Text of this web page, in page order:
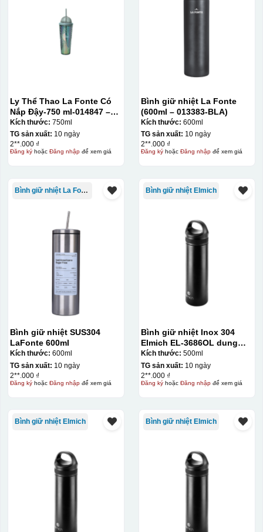
Ly Thể Thao La Fonte Có
Nắp Đậy-750 ml-014847 –
GRA
Kích thước: 750ml
TG sản xuất: 10 ngày
2**.000 ₫
Đăng kýhoặc Đăng nhậpđể xem giá
Bình giữ nhiệt La Fonte
(600ml – 013383-BLA)
Kích thước: 600ml
TG sản xuất: 10 ngày
2**.000 ₫
Đăng kýhoặc Đăng nhậpđể xem giá
Bình giữ nhiệt La Fonte
Bình giữ nhiệt SUS304
LaFonte 600ml
Kích thước: 600ml
TG sản xuất: 10 ngày
2**.000 ₫
Đăng kýhoặc Đăng nhậpđể xem giá
Bình giữ nhiệt Elmich
Bình giữ nhiệt Inox 304
Elmich EL-3686OL dung
tích 500ml
Kích thước: 500ml
TG sản xuất: 10 ngày
2**.000 ₫
Đăng kýhoặc Đăng nhậpđể xem giá
Bình giữ nhiệt Elmich Bình giữ nhiệt Elmich